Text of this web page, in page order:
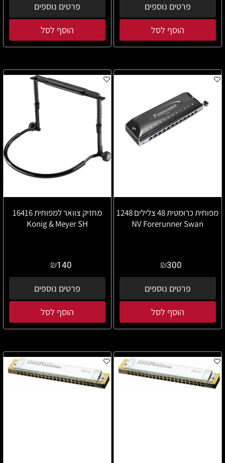
פרטים נוספים
הוסף לסל
פרטים נוספים
הוסף לסל
מפוחית כרומטית 48 צלילים 1248
NV Forerunner Swan
₪300
פרטים נוספים
הוסף לסל
מחזיק צוואר למפוחית 16416
Konig & Meyer SH
₪140
פרטים נוספים
הוסף לסל